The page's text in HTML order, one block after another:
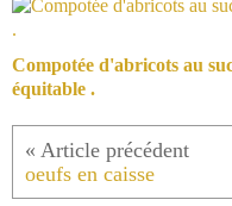
Compotée d'abricots au
équitable .
oeufs en caisse